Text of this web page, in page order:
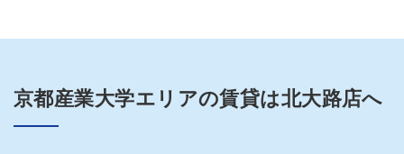
京都産業大学エリアの賃貸は北大路店へ